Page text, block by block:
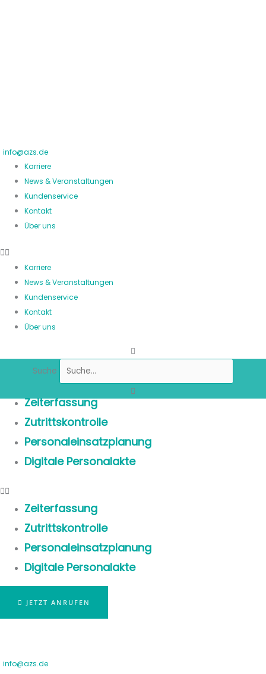
info@azs.de
Karriere
News & Veranstaltungen
Kundenservice
Kontakt
Über uns
Karriere
News & Veranstaltungen
Kundenservice
Kontakt
Über uns
Suche
Zeiterfassung
Zutrittskontrolle
Personaleinsatzplanung
Digitale Personalakte
Zeiterfassung
Zutrittskontrolle
Personaleinsatzplanung
Digitale Personalakte
JETZT ANRUFEN
info@azs.de